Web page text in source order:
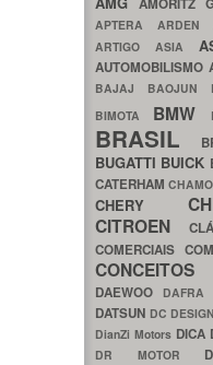
AMORITZ
APTERA ARDEN
ARTIGO ASIA
AUTOMOBILISMO
BAJAJ BAOJUN
BIMOTA BMW
BRASIL
BUGATTI BUICK
CATERHAM
CHERY
CITROEN
COMERCIAIS
DAEWOO DAFRA
DATSUN DC DESIGN
DianZi Motors DICA
DR MOTOR